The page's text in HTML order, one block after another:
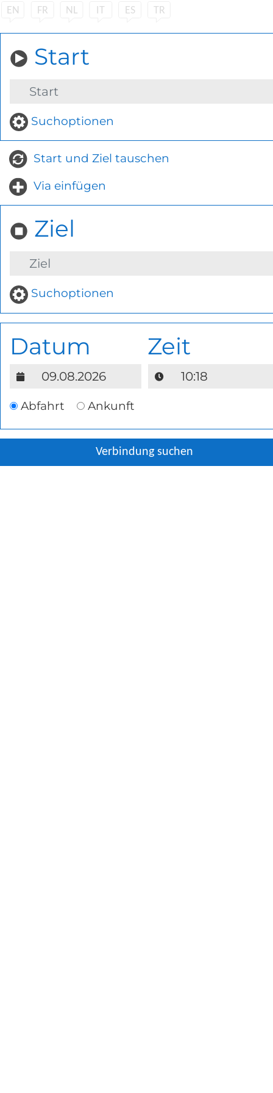
Start
Suchoptionen
Start und Ziel tauschen
Via einfügen
Ziel
Suchoptionen
Datum Zeit
Abfahrt Ankunft
Verbindung suchen